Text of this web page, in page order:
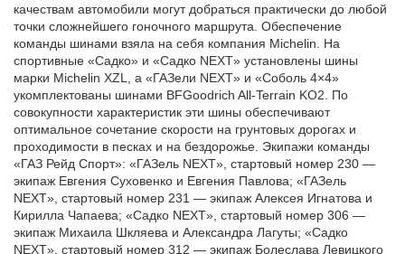
качествам автомобили могут добраться практически до любой
точки сложнейшего гоночного маршрута. Обеспечение
команды шинами взяла на себя компания Michelin. На
спортивные «Садко» и «Садко NEXT» установлены шины
марки Michelin XZL, а «ГАЗели NEXT» и «Соболь 4×4»
укомплектованы шинами BFGoodrich All-Terrain KO2. По
совокупности характеристик эти шины обеспечивают
оптимальное сочетание скорости на грунтовых дорогах и
проходимости в песках и на бездорожье. Экипажи команды
«ГАЗ Рейд Спорт»: «ГАЗель NEXT», стартовый номер 230 —
экипаж Евгения Суховенко и Евгения Павлова; «ГАЗель
NEXT», стартовый номер 231 — экипаж Алексея Игнатова и
Кирилла Чапаева; «Садко NEXT», стартовый номер 306 —
экипаж Михаила Шкляева и Александра Лагуты; «Садко
NEXT», стартовый номер 312 — экипаж Болеслава Левицкого